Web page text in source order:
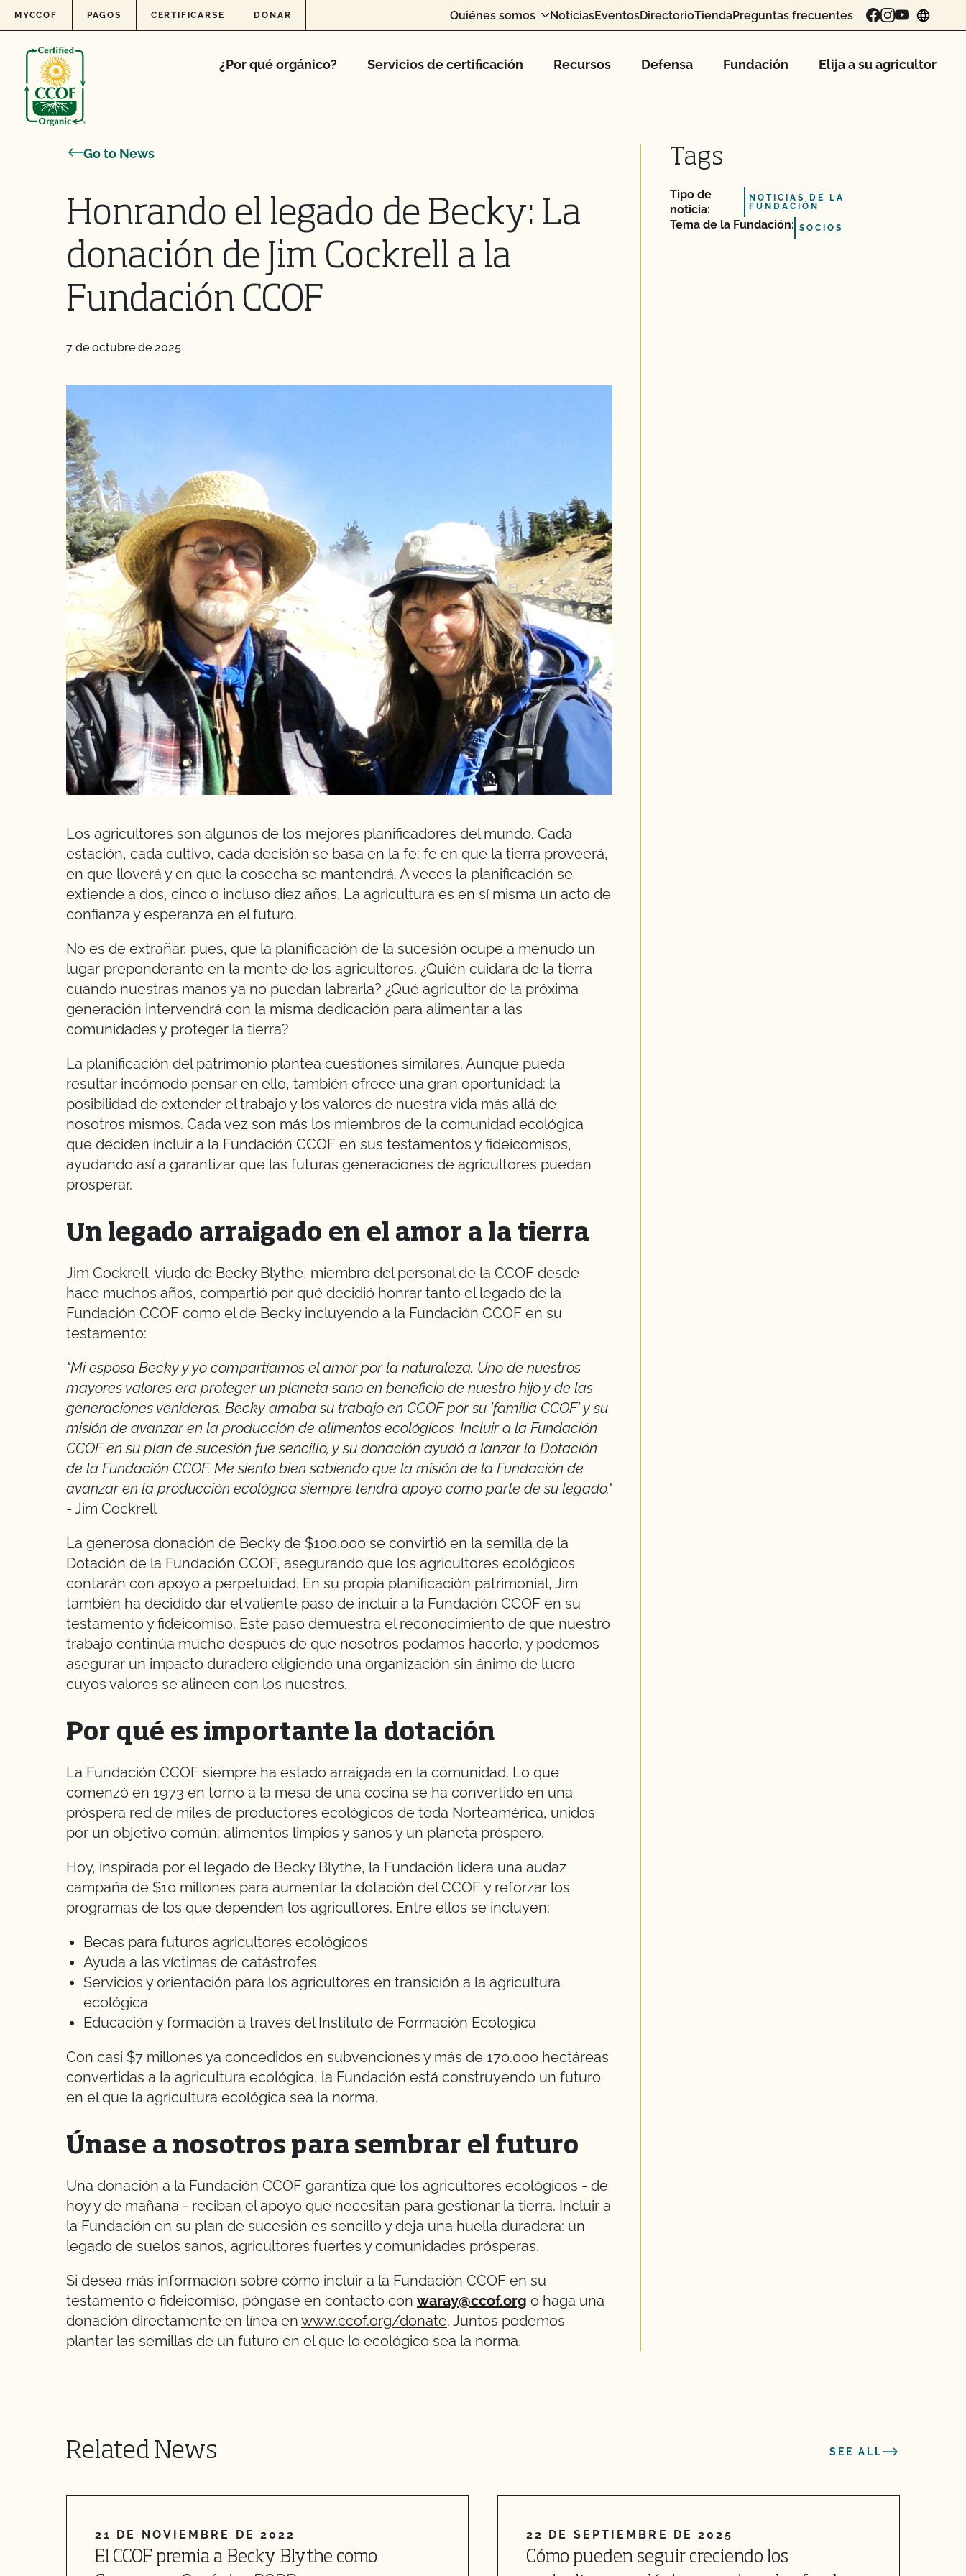
Skip to content
MYCCOF PAGOS CERTIFICARSE DONAR Quiénes somos NoticiasEventosDirectorioTiendaPreguntas frecuentes
¿Por qué orgánico? Servicios de certificación Recursos Defensa Fundación Elija a su agricultor
Go to News
Honrando el legado de Becky: La
donación de Jim Cockrell a la
Fundación CCOF
7 de octubre de 2025
Los agricultores son algunos de los mejores planificadores del mundo. Cada
estación, cada cultivo, cada decisión se basa en la fe: fe en que la tierra proveerá,
en que lloverá y en que la cosecha se mantendrá. A veces la planificación se
extiende a dos, cinco o incluso diez años. La agricultura es en sí misma un acto de
confianza y esperanza en el futuro.
No es de extrañar, pues, que la planificación de la sucesión ocupe a menudo un
lugar preponderante en la mente de los agricultores. ¿Quién cuidará de la tierra
cuando nuestras manos ya no puedan labrarla? ¿Qué agricultor de la próxima
generación intervendrá con la misma dedicación para alimentar a las
comunidades y proteger la tierra?
La planificación del patrimonio plantea cuestiones similares. Aunque pueda
resultar incómodo pensar en ello, también ofrece una gran oportunidad: la
posibilidad de extender el trabajo y los valores de nuestra vida más allá de
nosotros mismos. Cada vez son más los miembros de la comunidad ecológica
que deciden incluir a la Fundación CCOF en sus testamentos y fideicomisos,
ayudando así a garantizar que las futuras generaciones de agricultores puedan
prosperar.
Un legado arraigado en el amor a la tierra
Jim Cockrell, viudo de Becky Blythe, miembro del personal de la CCOF desde
hace muchos años, compartió por qué decidió honrar tanto el legado de la
Fundación CCOF como el de Becky incluyendo a la Fundación CCOF en su
testamento:
"Mi esposa Becky y yo compartíamos el amor por la naturaleza. Uno de nuestros
mayores valores era proteger un planeta sano en beneficio de nuestro hijo y de las
generaciones venideras. Becky amaba su trabajo en CCOF por su 'familia CCOF' y su
misión de avanzar en la producción de alimentos ecológicos. Incluir a la Fundación
CCOF en su plan de sucesión fue sencillo, y su donación ayudó a lanzar la Dotación
de la Fundación CCOF. Me siento bien sabiendo que la misión de la Fundación de
avanzar en la producción ecológica siempre tendrá apoyo como parte de su legado."
- Jim Cockrell
La generosa donación de Becky de $100.000 se convirtió en la semilla de la
Dotación de la Fundación CCOF, asegurando que los agricultores ecológicos
contarán con apoyo a perpetuidad. En su propia planificación patrimonial, Jim
también ha decidido dar el valiente paso de incluir a la Fundación CCOF en su
testamento y fideicomiso. Este paso demuestra el reconocimiento de que nuestro
trabajo continúa mucho después de que nosotros podamos hacerlo, y podemos
asegurar un impacto duradero eligiendo una organización sin ánimo de lucro
cuyos valores se alineen con los nuestros.
Por qué es importante la dotación
La Fundación CCOF siempre ha estado arraigada en la comunidad. Lo que
comenzó en 1973 en torno a la mesa de una cocina se ha convertido en una
próspera red de miles de productores ecológicos de toda Norteamérica, unidos
por un objetivo común: alimentos limpios y sanos y un planeta próspero.
Hoy, inspirada por el legado de Becky Blythe, la Fundación lidera una audaz
campaña de $10 millones para aumentar la dotación del CCOF y reforzar los
programas de los que dependen los agricultores. Entre ellos se incluyen:
Becas para futuros agricultores ecológicos
Ayuda a las víctimas de catástrofes
Servicios y orientación para los agricultores en transición a la agricultura
ecológica
Educación y formación a través del Instituto de Formación Ecológica
Con casi $7 millones ya concedidos en subvenciones y más de 170.000 hectáreas
convertidas a la agricultura ecológica, la Fundación está construyendo un futuro
en el que la agricultura ecológica sea la norma.
Únase a nosotros para sembrar el futuro
Una donación a la Fundación CCOF garantiza que los agricultores ecológicos - de
hoy y de mañana - reciban el apoyo que necesitan para gestionar la tierra. Incluir a
la Fundación en su plan de sucesión es sencillo y deja una huella duradera: un
legado de suelos sanos, agricultores fuertes y comunidades prósperas.
Si desea más información sobre cómo incluir a la Fundación CCOF en su
testamento o fideicomiso, póngase en contacto con waray@ccof.org o haga una
donación directamente en línea en www.ccof.org/donate. Juntos podemos
plantar las semillas de un futuro en el que lo ecológico sea la norma.
Tags
Tipo de
noticia:
NOTICIAS DE LA
FUNDACIÓN
Tema de la Fundación: SOCIOS
Related News SEE ALL
21 DE NOVIEMBRE DE 2022
El CCOF premia a Becky Blythe como
22 DE SEPTIEMBRE DE 2025
Cómo pueden seguir creciendo los